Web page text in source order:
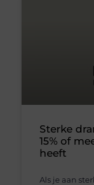
Sterke
15% of
heeft
Als je aan